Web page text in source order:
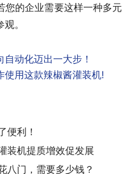
您的企业需要这样一种多元
。
动化迈出一大步！
使用这款辣椒酱灌装机!
便利！
装机提质增效促发展
八门，需要多少钱？